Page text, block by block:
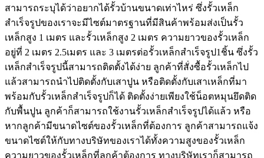
สามารถระบุได้ว่าอยากได้รั้วบ้านขนาดเท่าไหร่ ซึ่งรั้วเหล็ก
สำเร็จรูปของเราจะมีไซต์มาตรฐานที่มีสินค้าพร้อมส่งเป็นรั้ว
เหล็กสูง 1 เมตร และรั้วเหล็กสูง 2 เมตร ความยาวของรั้วเหล็ก
อยู่ที่ 2 เมตร 2.5เมตร และ 3 เมตรต่อรั้วเหล็กสำเร็จรูป1ชิ้น ซึ่งรั้ว
เหล็กสำเร็จรูปนี้สามารถติดตั้งได้ง่าย ลูกค้าที่สั่งซื้อรั้วเหล็กไป
แล้วสามารถนำไปติดตั้งกับเสาปูน หรือติดตั้งกับเสาเหล็กที่มา
พร้อมกับรั้วเหล็กสำเร็จรูปก็ได้ ติดตั้งง่ายเพียงใช้น็อตหมุนยึดติด
กับพื้นปูน ลูกค้าก็สามารถใช้งานรั้วเหล็กสำเร็จรูปได้แล้ว หรือ
หากลูกค้ามีขนาดไซต์ของรั้วเหล็กที่ต้องการ ลูกค้าสามารถแจ้ง
ขนาดไซต์ให้กับทางบริษัทของเราได้ทั้งความสูงของรั้วเหล็ก
ความยาวของรั้วเหล็กที่ลูกค้าต้องการ ทางบริษัทเราก็สามารถ